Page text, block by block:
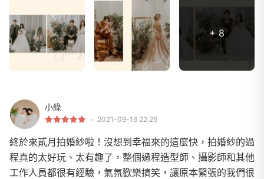
+ 8
小綠
2021-09-16 22:26
終於來貳月拍婚紗啦！沒想到幸福來的這麼快，拍婚紗的過
程真的太好玩、太有趣了，整個過程造型師、攝影師和其他
工作人員都很有經驗，氣氛歡樂搞笑，讓原本緊張的我們很